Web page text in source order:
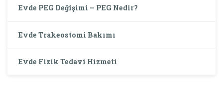
Evde PEG Değişimi – PEG Nedir?
Evde Trakeostomi Bakımı
Evde Fizik Tedavi Hizmeti